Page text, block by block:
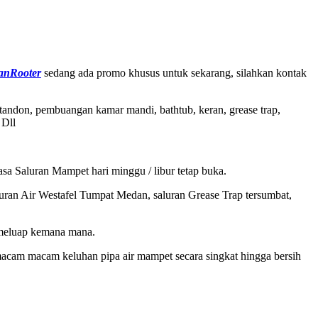
sedang ada promo khusus untuk sekarang, silahkan kontak
pembuangan kamar mandi, bathtub, keran, grease trap,
Dll
Saluran Mampet hari minggu / libur tetap buka.
Air Westafel Tumpat Medan, saluran Grease Trap tersumbat,
kemana mana.
macam keluhan pipa air mampet secara singkat hingga bersih